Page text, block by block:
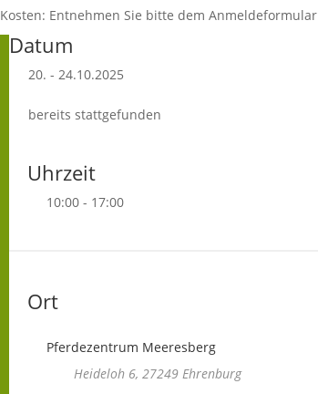
Kosten: Entnehmen Sie bitte dem Anmeldeformular
Datum
20. - 24.10.2025
bereits stattgefunden
Uhrzeit
10:00 - 17:00
Ort
Pferdezentrum Meeresberg
Heideloh 6, 27249 Ehrenburg